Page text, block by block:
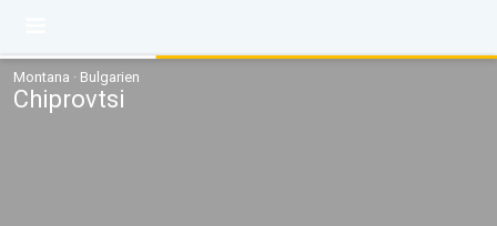
Montana · Bulgarien
Chiprovtsi